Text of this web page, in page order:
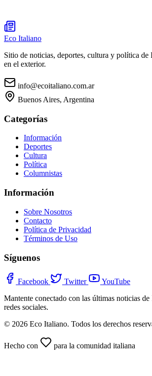
Eco Italiano
Sitio de noticias, deportes, cultura y política de
en el exterior.
info@ecoitaliano.com.ar
Buenos Aires, Argentina
Categorías
Información
Deportes
Cultura
Política
Columnistas
Información
Sobre Nosotros
Contacto
Política de Privacidad
Términos de Uso
Síguenos
Facebook Twitter
YouTube
Mantente conectado con las últimas noticias de
redes sociales.
© 2026 Eco Italiano. Todos los derechos
Hecho con para la comunidad italiana